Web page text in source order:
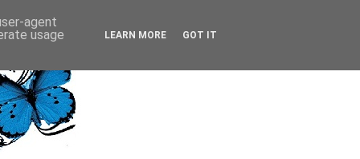
agent
usage
LEARN MORE GOT IT